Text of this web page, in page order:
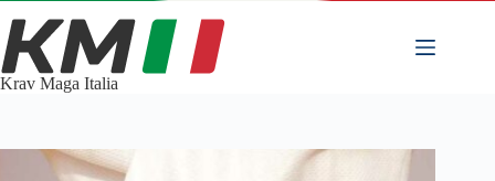
al
contenuto
Krav Maga Italia